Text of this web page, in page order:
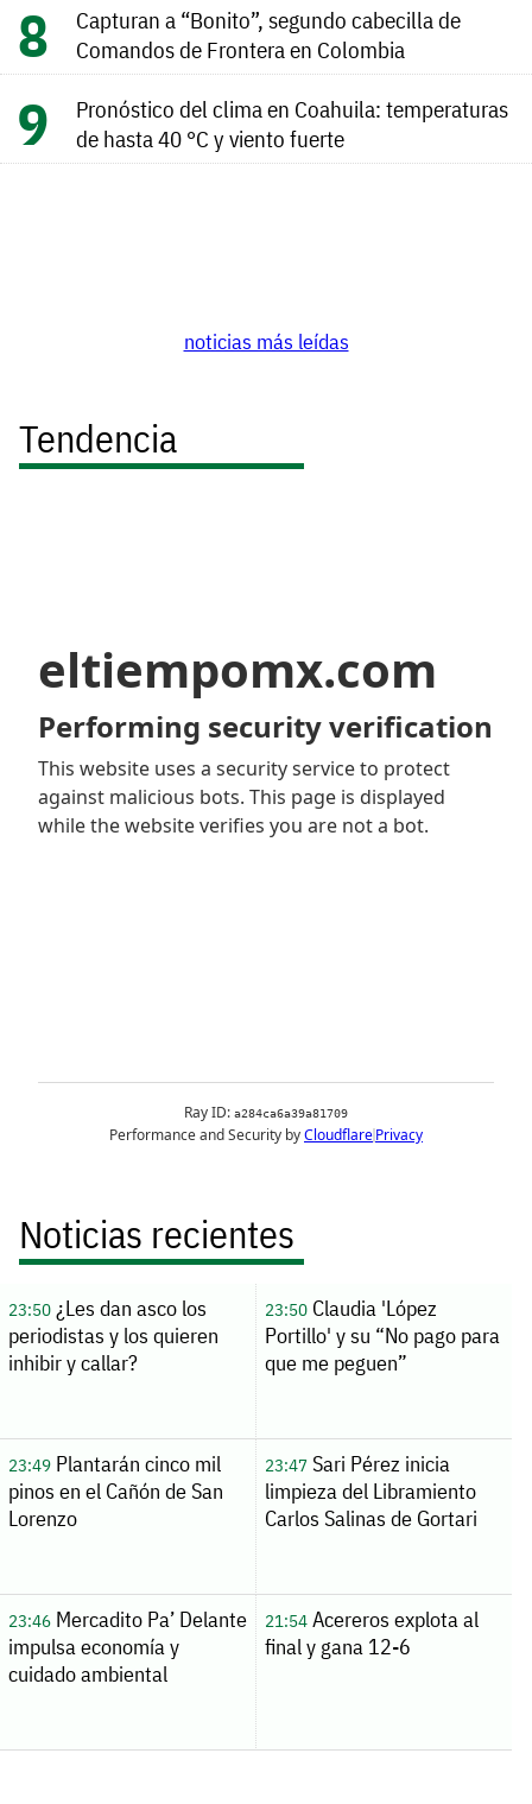
Capturan a “Bonito”, segundo cabecilla de
Comandos de Frontera en Colombia
Pronóstico del clima en Coahuila: temperaturas
de hasta 40 °C y viento fuerte
noticias más leídas
Tendencia
Noticias recientes
23:50¿Les dan asco los
periodistas y los quieren
inhibir y callar?
23:50Claudia 'López
Portillo' y su “No pago para
que me peguen”
23:49Plantarán cinco mil
pinos en el Cañón de San
Lorenzo
23:47Sari Pérez inicia
limpieza del Libramiento
Carlos Salinas de Gortari
23:46Mercadito Pa’ Delante
impulsa economía y
cuidado ambiental
21:54Acereros explota al
final y gana 12-6